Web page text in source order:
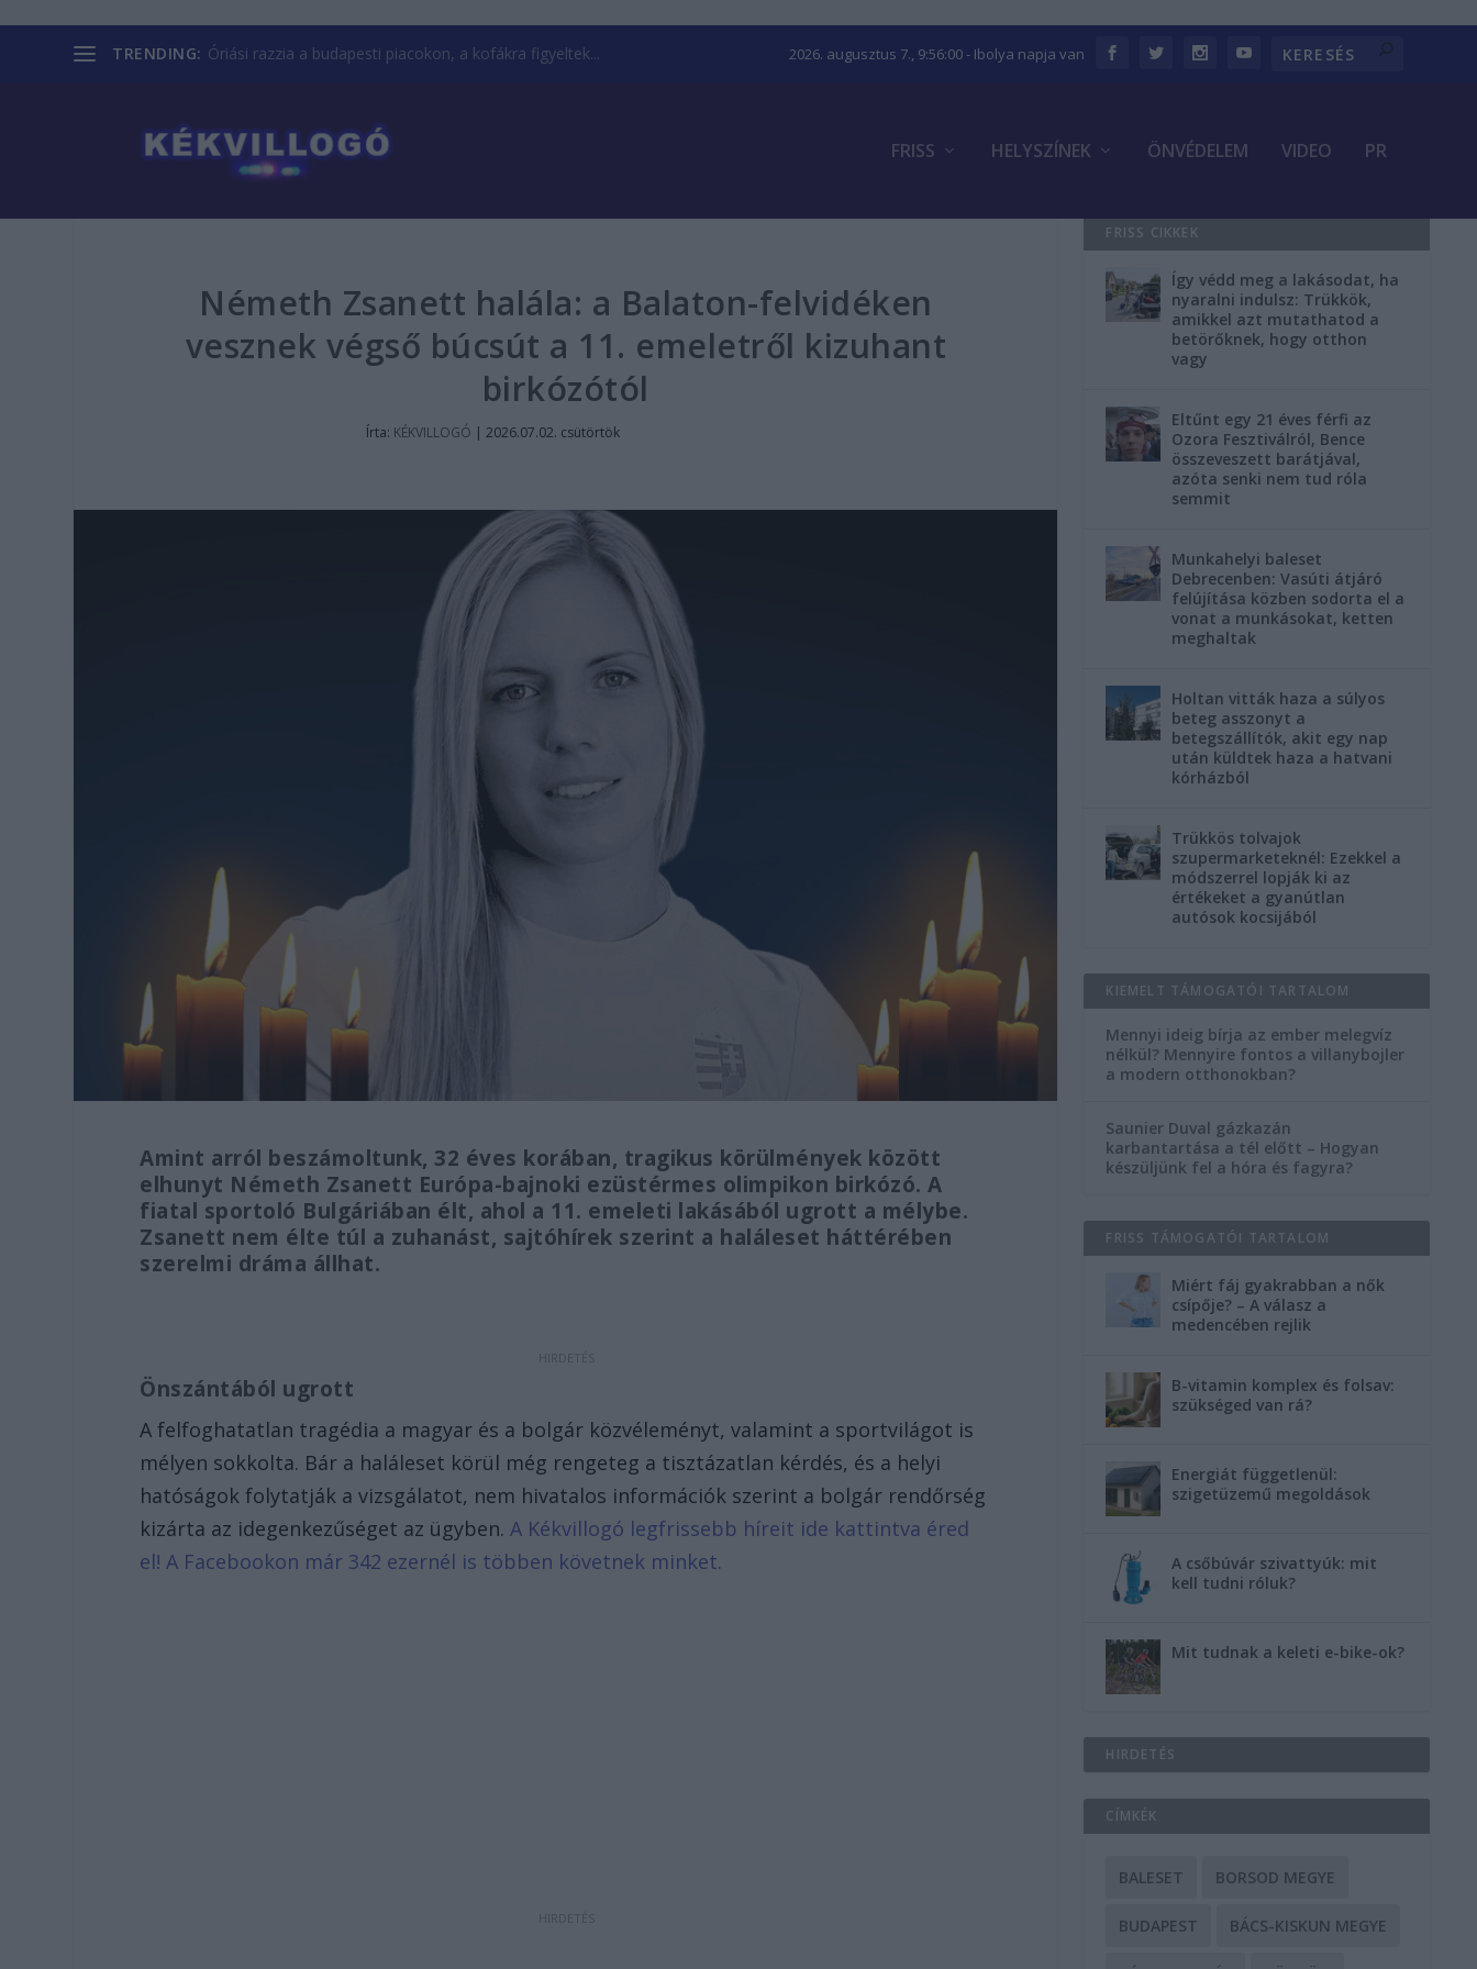
TRENDING: Óriási razzia a budapesti piacokon, a kofákra figyeltek... 2026. augusztus 7., 9:56:01- Ibolya napja van
FRISS HELYSZÍNEK ÖNVÉDELEM VIDEO PR
Németh Zsanett halála: a Balaton-felvidéken
vesznek végső búcsút a 11. emeletről kizuhant
birkózótól
Írta: KÉKVILLOGÓ | 2026.07.02. csütörtök
Amint arról beszámoltunk, 32 éves korában, tragikus körülmények között
elhunyt Németh Zsanett Európa-bajnoki ezüstérmes olimpikon birkózó. A
fiatal sportoló Bulgáriában élt, ahol a 11. emeleti lakásából ugrott a mélybe.
Zsanett nem élte túl a zuhanást, sajtóhírek szerint a haláleset háttérében
szerelmi dráma állhat.
Önszántából ugrott
A felfoghatatlan tragédia a magyar és a bolgár közvéleményt, valamint a sportvilágot is
mélyen sokkolta. Bár a haláleset körül még rengeteg a tisztázatlan kérdés, és a helyi
hatóságok folytatják a vizsgálatot, nem hivatalos információk szerint a bolgár rendőrség
kizárta az idegenkezűséget az ügyben.A Kékvillogó legfrissebb híreit ide kattintva éred
el! A Facebookon már 342 ezernél is többen követnek minket.
FRISS CIKKEK
Így védd meg a lakásodat, ha
nyaralni indulsz: Trükkök,
amikkel azt mutathatod a
betörőknek, hogy otthon
vagy
Eltűnt egy 21 éves férfi az
Ozora Fesztiválról, Bence
összeveszett barátjával,
azóta senki nem tud róla
semmit
Munkahelyi baleset
Debrecenben: Vasúti átjáró
felújítása közben sodorta el a
vonat a munkásokat, ketten
meghaltak
Holtan vitták haza a súlyos
beteg asszonyt a
betegszállítók, akit egy nap
után küldtek haza a hatvani
kórházból
Trükkös tolvajok
szupermarketeknél: Ezekkel a
módszerrel lopják ki az
értékeket a gyanútlan
autósok kocsijából
KIEMELT TÁMOGATÓI TARTALOM
Mennyi ideig bírja az ember melegvíz
nélkül? Mennyire fontos a villanybojler
a modern otthonokban?
Saunier Duval gázkazán
karbantartása a tél előtt – Hogyan
készüljünk fel a hóra és fagyra?
FRISS TÁMOGATÓI TARTALOM
Miért fáj gyakrabban a nők
csípője? – A válasz a
medencében rejlik
B-vitamin komplex és folsav:
szükséged van rá?
Energiát függetlenül:
szigetüzemű megoldások
A csőbúvár szivattyúk: mit
kell tudni róluk?
Mit tudnak a keleti e-bike-ok?
HIRDETÉS
CÍMKÉK
BALESET BORSOD MEGYE
BUDAPEST BÁCS-KISKUN MEGYE